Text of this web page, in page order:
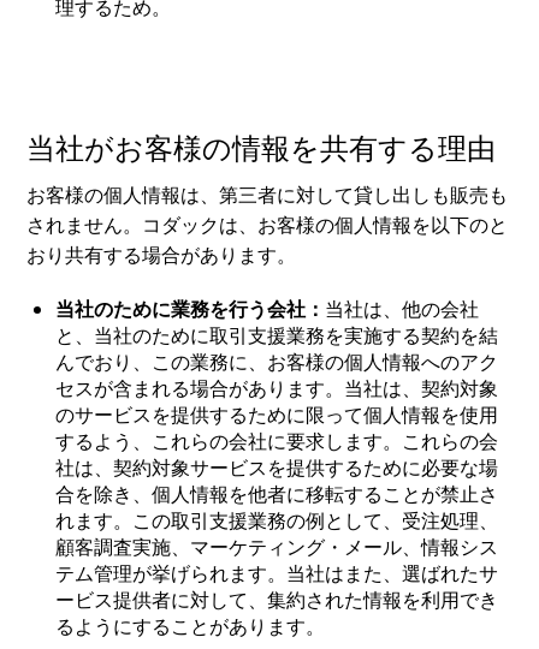
理するため。
当社がお客様の情報を共有する理由
お客様の個人情報は、第三者に対して貸し出しも販売も
されません。コダックは、お客様の個人情報を以下のと
おり共有する場合があります。
当社のために業務を行う会社： 当社は、他の会社
と、当社のために取引支援業務を実施する契約を結
んでおり、この業務に、お客様の個人情報へのアク
セスが含まれる場合があります。当社は、契約対象
のサービスを提供するために限って個人情報を使用
するよう、これらの会社に要求します。これらの会
社は、契約対象サービスを提供するために必要な場
合を除き、個人情報を他者に移転することが禁止さ
れます。この取引支援業務の例として、受注処理、
顧客調査実施、マーケティング・メール、情報シス
テム管理が挙げられます。当社はまた、選ばれたサ
ービス提供者に対して、集約された情報を利用でき
るようにすることがあります。